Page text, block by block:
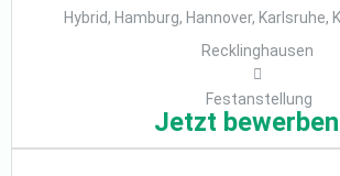
Hybrid, Hamburg, Hannover, Karlsruhe,
Recklinghausen
Festanstellung
Jetzt bewerben